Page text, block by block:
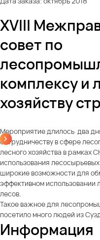
XVIII
совет по
комплексу и
хозяйству
Мероприятие длилось два
сотрудничеству в сфере
лесного хозяйства в рамках
использования
широкие возможности для
эффективном
лесов.
Такое важное для
посетило много людей из
Информация